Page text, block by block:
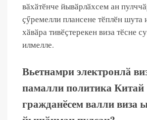
вӑхӑтӗнче йывӑрлӑхсем ан
ҫӳремелли плансене тӗплӗн шута
хӑвӑра тивӗҫтерекен виза тӗсне
илмелле.
Вьетнамри электронлӑ
памалли политика Китай
гражданӗсем валли виза